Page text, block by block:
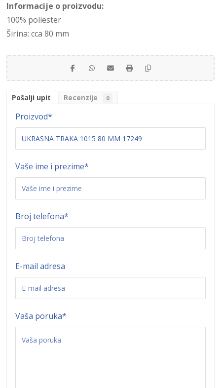
Informacije o proizvodu:
100% poliester
Širina: cca 80 mm
Pošalji upit Recenzije 0
Proizvod*
Vaše ime i prezime*
Broj telefona*
E-mail adresa
Vaša poruka*